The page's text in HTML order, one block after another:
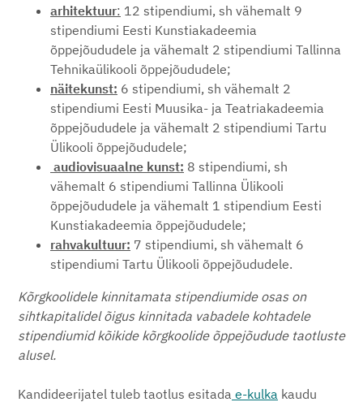
arhitektuur: 12 stipendiumi, sh vähemalt 9
stipendiumi Eesti Kunstiakadeemia
õppejõududele ja vähemalt 2 stipendiumi Tallinna
Tehnikaülikooli õppejõududele;
näitekunst: 6 stipendiumi, sh vähemalt 2
stipendiumi Eesti Muusika- ja Teatriakadeemia
õppejõududele ja vähemalt 2 stipendiumi Tartu
Ülikooli õppejõududele;
audiovisuaalne kunst: 8 stipendiumi, sh
vähemalt 6 stipendiumi Tallinna Ülikooli
õppejõududele ja vähemalt 1 stipendium Eesti
Kunstiakadeemia õppejõududele;
rahvakultuur: 7 stipendiumi, sh vähemalt 6
stipendiumi Tartu Ülikooli õppejõududele.
Kõrgkoolidele kinnitamata stipendiumide osas on
sihtkapitalidel õigus kinnitada vabadele kohtadele
stipendiumid kõikide kõrgkoolide õppejõudude taotluste
alusel.
Kandideerijatel tuleb taotlus esitada e-kulka kaudu